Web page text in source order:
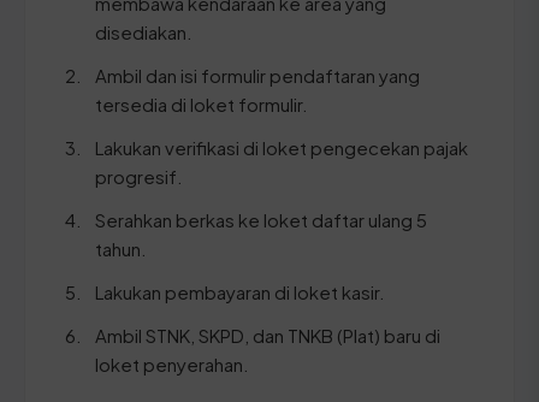
disediakan.
Ambil dan isi formulir pendaftaran yang
tersedia di loket formulir.
Lakukan verifikasi di loket pengecekan pajak
progresif.
Serahkan berkas ke loket daftar ulang 5
tahun.
Lakukan pembayaran di loket kasir.
Ambil STNK, SKPD, dan TNKB (Plat) baru di
loket penyerahan.